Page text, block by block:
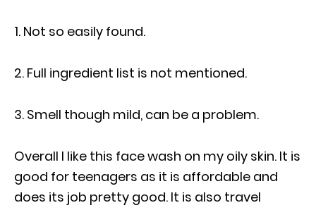
1. Not so easily found.
2. Full ingredient list is not mentioned.
3. Smell though mild, can be a problem.
Overall I like this face wash on my oily skin. It is
good for teenagers as it is affordable and
does its job pretty good. It is also travel